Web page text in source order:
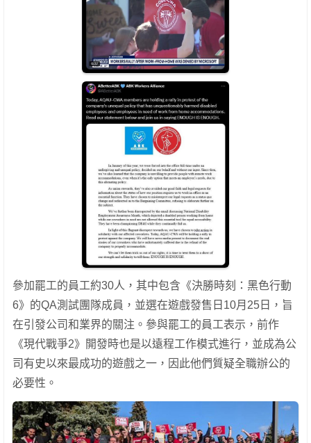
參加罷工的員工約30人，其中包含《決勝時刻：黑色行動
6》的QA測試團隊成員，並選在遊戲發售日10月25日，旨
在引發公司和業界的關注。參與罷工的員工表示，前作
《現代戰爭2》開發時也是以遠程工作模式進行，並成為公
司有史以來最成功的遊戲之一，因此他們質疑全職辦公的
必要性。